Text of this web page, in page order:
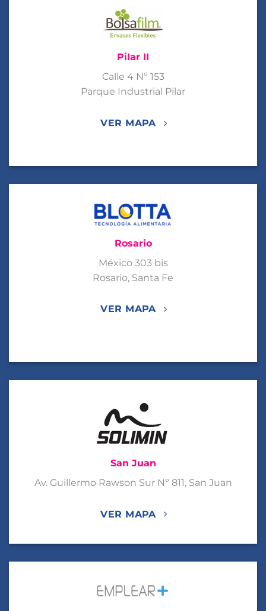
PiIar II
Calle 4 Nº 153
Parque Industrial Pilar
VER MAPA
Rosario
México 303 bis
Rosario, Santa Fe
VER MAPA
San Juan
Av. Guillermo Rawson Sur Nº 811, San Juan
VER MAPA